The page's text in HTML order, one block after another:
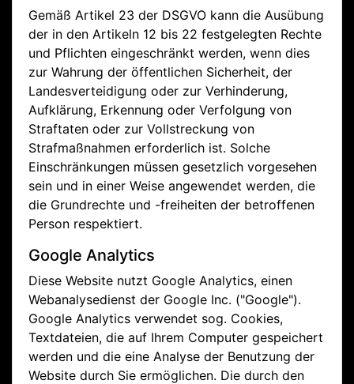
Gemäß Artikel 23 der DSGVO kann die Ausübung
der in den Artikeln 12 bis 22 festgelegten Rechte
und Pflichten eingeschränkt werden, wenn dies
zur Wahrung der öffentlichen Sicherheit, der
Landesverteidigung oder zur Verhinderung,
Aufklärung, Erkennung oder Verfolgung von
Straftaten oder zur Vollstreckung von
Strafmaßnahmen erforderlich ist. Solche
Einschränkungen müssen gesetzlich vorgesehen
sein und in einer Weise angewendet werden, die
die Grundrechte und -freiheiten der betroffenen
Person respektiert.
Google Analytics
Diese Website nutzt Google Analytics, einen
Webanalysedienst der Google Inc. ("Google").
Google Analytics verwendet sog. Cookies,
Textdateien, die auf Ihrem Computer gespeichert
werden und die eine Analyse der Benutzung der
Website durch Sie ermöglichen. Die durch den